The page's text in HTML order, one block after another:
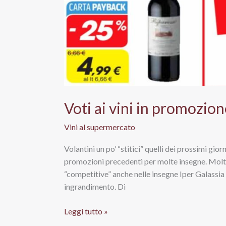
Voti ai vini in
Vini al supermercato
Volantini un po’ “stitici” quelli dei prossimi
promozioni precedenti per molte insegne.
“competitive” anche nelle insegne Iper
ingrandimento. Di
Voti
Leggi tutto »